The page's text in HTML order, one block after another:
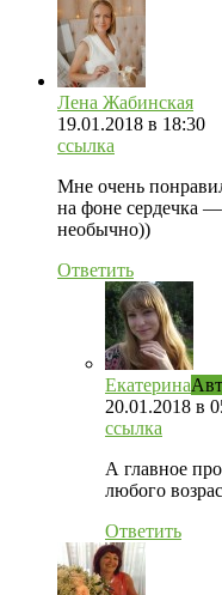
Лена Жабинская
19.01.2018 в 18:30
ссылка
Мне очень
на фоне сердечка
необычно))
Ответить
Екатерина
20.01.2018 в
ссылка
А главное
любого
Ответить